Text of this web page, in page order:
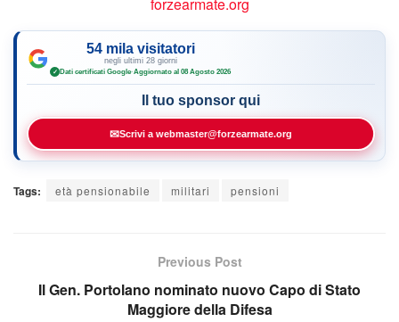
54 mila visitatori
negli ultimi 28 giorni
✓ Dati certificati Google·Aggiornato al 08 Agosto 2026
Il tuo sponsor qui
✉Scrivi a webmaster@forzearmate.org
Tags: età pensionabile militari pensioni
Previous Post
Il Gen. Portolano nominato nuovo Capo di Stato
Maggiore della Difesa